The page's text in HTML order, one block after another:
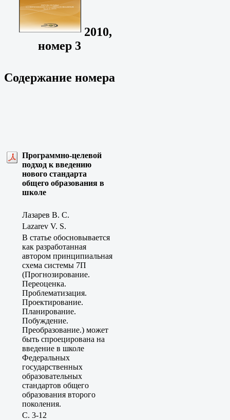
2010,
номер 3
Содержание номера
Программно-целевой
подход к введению
нового стандарта
общего образования в
школе
Лазарев В. С.
Lazarev V. S.
В статье обосновывается
как разработанная
автором принципиальная
схема системы 7П
(Прогнозирование.
Переоценка.
Проблематизация.
Проектирование.
Планирование.
Побуждение.
Преобразование.) может
быть спроецирована на
введение в школе
Федеральных
государственных
образовательных
стандартов общего
образования второго
поколения.
C. 3-12